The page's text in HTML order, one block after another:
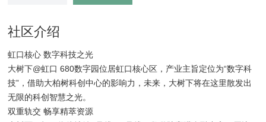
社区介绍
虹口核心 数字科技之光
大树下@虹口 680数字园位居虹口核心区，产业主旨定位为“数字科
技”，借助大柏树科创中心的影响力，未来，大树下将在这里散发出
无限的科创智慧之光。
双重轨交 畅享精萃资源